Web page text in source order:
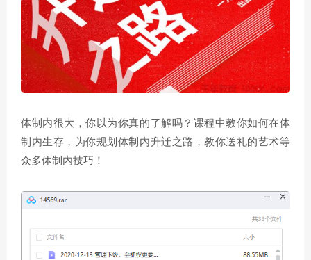
体制内很大，你以为你真的了解吗？课程中教你如何在体
制内生存，为你规划体制内升迁之路，教你送礼的艺术等
众多体制内技巧！